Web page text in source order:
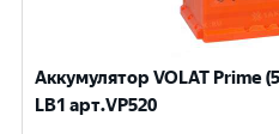
Аккумулятор VOLAT Prime
LB1 арт.VP520